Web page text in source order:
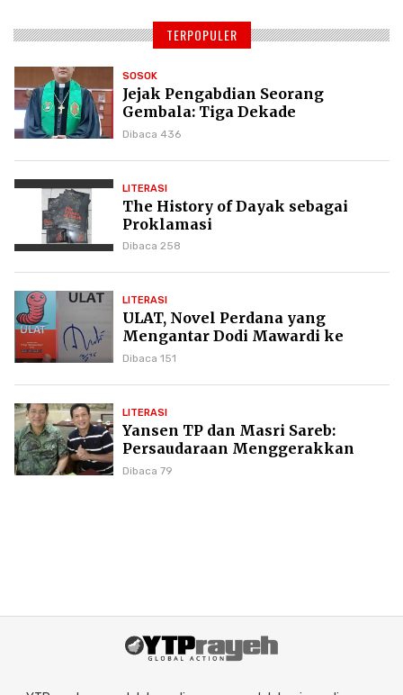
TERPOPULER
SOSOK
Jejak Pengabdian Seorang
Gembala: Tiga Dekade
Kepemimpinan Pdt. Dr. Yulius
Dibaca 436
LITERASI
The History of Dayak sebagai
Proklamasi
Dibaca 258
LITERASI
ULAT, Novel Perdana yang
Mengantar Dodi Mawardi ke
Puncak Karier Kepenulisan
Dibaca 151
LITERASI
Yansen TP dan Masri Sareb:
Persaudaraan Menggerakkan
Literasi Borneo
Dibaca 79